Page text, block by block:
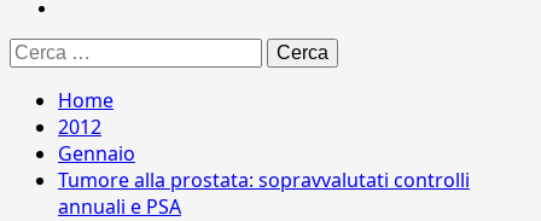
Ricerca
per:
Home
2012
Gennaio
Tumore alla prostata: sopravvalutati controlli
annuali e PSA